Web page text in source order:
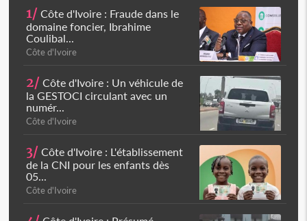
1/ Côte d'Ivoire : Fraude dans le
domaine foncier, Ibrahime
Coulibal...
Côte d'Ivoire
2/ Côte d'Ivoire : Un véhicule de
la GESTOCI circulant avec un
numér...
Côte d'Ivoire
3/ Côte d'Ivoire : L'établissement
de la CNI pour les enfants dès
05...
Côte d'Ivoire